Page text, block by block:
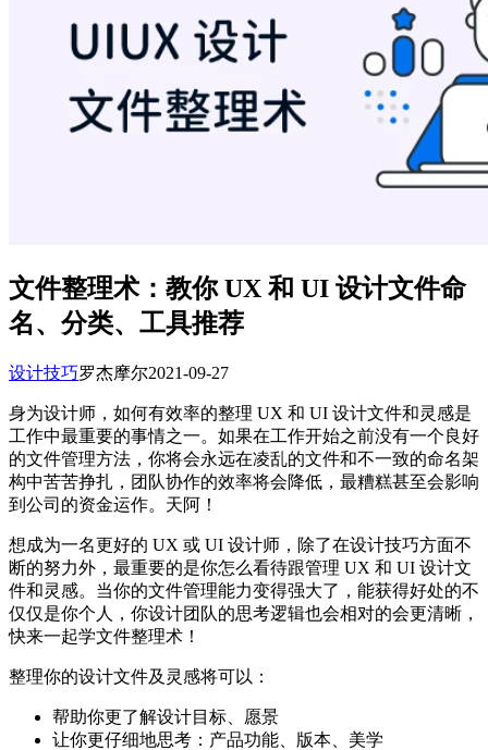
文件整理术：教你 UX 和 UI 设计文件命
名、分类、工具推荐
设计技巧罗杰摩尔2021-09-27
身为设计师，如何有效率的整理 UX 和 UI 设计文件和灵感是
工作中最重要的事情之一。如果在工作开始之前没有一个良好
的文件管理方法，你将会永远在凌乱的文件和不一致的命名架
构中苦苦挣扎，团队协作的效率将会降低，最糟糕甚至会影响
到公司的资金运作。天阿！
想成为一名更好的 UX 或 UI 设计师，除了在设计技巧方面不
断的努力外，最重要的是你怎么看待跟管理 UX 和 UI 设计文
件和灵感。当你的文件管理能力变得强大了，能获得好处的不
仅仅是你个人，你设计团队的思考逻辑也会相对的会更清晰，
快来一起学文件整理术！
整理你的设计文件及灵感将可以：
帮助你更了解设计目标、愿景
让你更仔细地思考：产品功能、版本、美学